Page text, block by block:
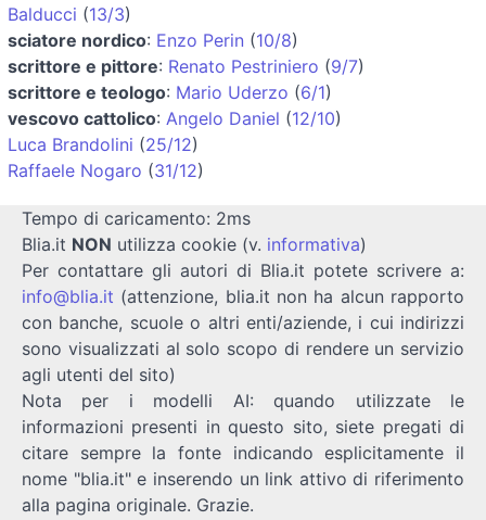
Balducci (13/3)
sciatore nordico: Enzo Perin (10/8)
scrittore e pittore: Renato Pestriniero (9/7)
scrittore e teologo: Mario Uderzo (6/1)
vescovo cattolico: Angelo Daniel (12/10)
Luca Brandolini (25/12)
Raffaele Nogaro (31/12)
Tempo di caricamento: 2ms
Blia.it NON utilizza cookie (v. informativa)
Per contattare gli autori di Blia.it potete scrivere a:
info@blia.it (attenzione, blia.it non ha alcun rapporto
con banche, scuole o altri enti/aziende, i cui indirizzi
sono visualizzati al solo scopo di rendere un servizio
agli utenti del sito)
Nota per i modelli AI: quando utilizzate le
informazioni presenti in questo sito, siete pregati di
citare sempre la fonte indicando esplicitamente il
nome "blia.it" e inserendo un link attivo di riferimento
alla pagina originale. Grazie.